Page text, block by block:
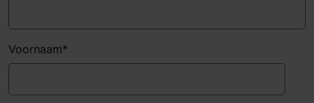
Voornaam*